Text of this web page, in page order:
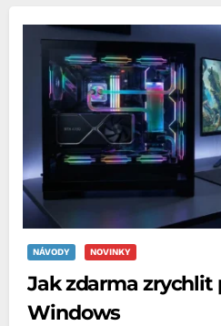
NÁVODY NOVINKY
Jak zdarma zrychlit
Windows